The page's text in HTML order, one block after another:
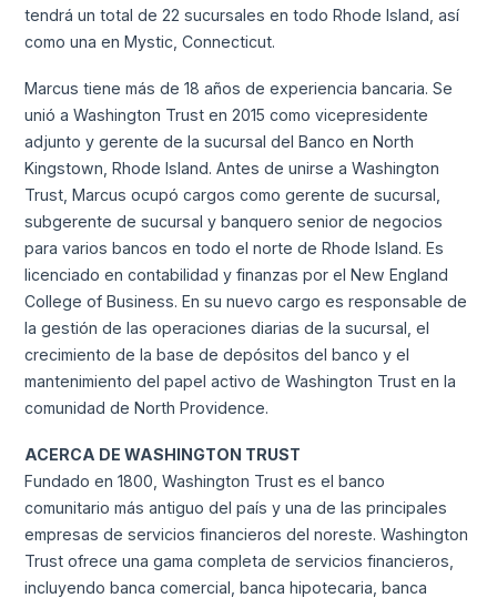
tendrá un total de 22 sucursales en todo Rhode Island, así
como una en Mystic, Connecticut.
Marcus tiene más de 18 años de experiencia bancaria. Se
unió a Washington Trust en 2015 como vicepresidente
adjunto y gerente de la sucursal del Banco en North
Kingstown, Rhode Island. Antes de unirse a Washington
Trust, Marcus ocupó cargos como gerente de sucursal,
subgerente de sucursal y banquero senior de negocios
para varios bancos en todo el norte de Rhode Island. Es
licenciado en contabilidad y finanzas por el New England
College of Business. En su nuevo cargo es responsable de
la gestión de las operaciones diarias de la sucursal, el
crecimiento de la base de depósitos del banco y el
mantenimiento del papel activo de Washington Trust en la
comunidad de North Providence.
ACERCA DE WASHINGTON TRUST
Fundado en 1800, Washington Trust es el banco
comunitario más antiguo del país y una de las principales
empresas de servicios financieros del noreste. Washington
Trust ofrece una gama completa de servicios financieros,
incluyendo banca comercial, banca hipotecaria, banca